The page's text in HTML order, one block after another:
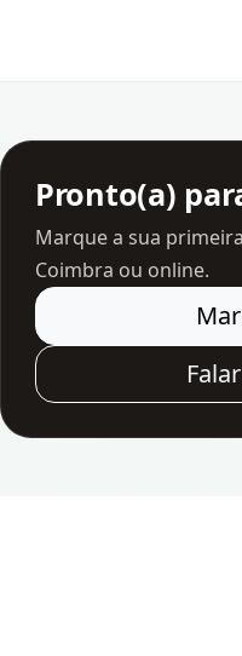
Pronto(a)
Marque a sua
Coimbra ou online.